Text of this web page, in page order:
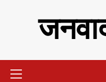
Menu